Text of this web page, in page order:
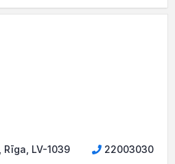
LV-1039 22003030